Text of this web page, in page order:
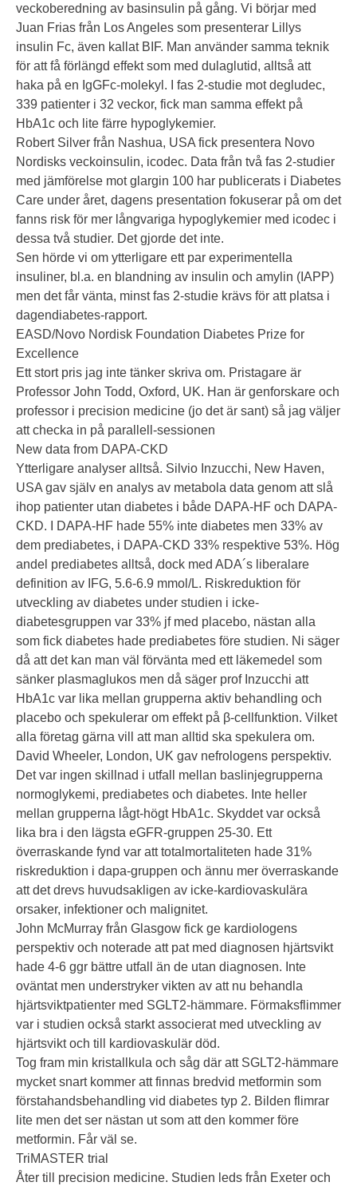
veckoberedning av basinsulin på gång. Vi börjar med
Juan Frias från Los Angeles som presenterar Lillys
insulin Fc, även kallat BIF. Man använder samma teknik
för att få förlängd effekt som med dulaglutid, alltså att
haka på en IgGFc-molekyl. I fas 2-studie mot degludec,
339 patienter i 32 veckor, fick man samma effekt på
HbA1c och lite färre hypoglykemier.
Robert Silver från Nashua, USA fick presentera Novo
Nordisks veckoinsulin, icodec. Data från två fas 2-studier
med jämförelse mot glargin 100 har publicerats i Diabetes
Care under året, dagens presentation fokuserar på om det
fanns risk för mer långvariga hypoglykemier med icodec i
dessa två studier. Det gjorde det inte.
Sen hörde vi om ytterligare ett par experimentella
insuliner, bl.a. en blandning av insulin och amylin (IAPP)
men det får vänta, minst fas 2-studie krävs för att platsa i
dagendiabetes-rapport.
EASD/Novo Nordisk Foundation Diabetes Prize for
Excellence
Ett stort pris jag inte tänker skriva om. Pristagare är
Professor John Todd, Oxford, UK. Han är genforskare och
professor i precision medicine (jo det är sant) så jag väljer
att checka in på parallell-sessionen
New data from DAPA-CKD
Ytterligare analyser alltså. Silvio Inzucchi, New Haven,
USA gav själv en analys av metabola data genom att slå
ihop patienter utan diabetes i både DAPA-HF och DAPA-
CKD. I DAPA-HF hade 55% inte diabetes men 33% av
dem prediabetes, i DAPA-CKD 33% respektive 53%. Hög
andel prediabetes alltså, dock med ADA´s liberalare
definition av IFG, 5.6-6.9 mmol/L. Riskreduktion för
utveckling av diabetes under studien i icke-
diabetesgruppen var 33% jf med placebo, nästan alla
som fick diabetes hade prediabetes före studien. Ni säger
då att det kan man väl förvänta med ett läkemedel som
sänker plasmaglukos men då säger prof Inzucchi att
HbA1c var lika mellan grupperna aktiv behandling och
placebo och spekulerar om effekt på β-cellfunktion. Vilket
alla företag gärna vill att man alltid ska spekulera om.
David Wheeler, London, UK gav nefrologens perspektiv.
Det var ingen skillnad i utfall mellan baslinjegrupperna
normoglykemi, prediabetes och diabetes. Inte heller
mellan grupperna lågt-högt HbA1c. Skyddet var också
lika bra i den lägsta eGFR-gruppen 25-30. Ett
överraskande fynd var att totalmortaliteten hade 31%
riskreduktion i dapa-gruppen och ännu mer överraskande
att det drevs huvudsakligen av icke-kardiovaskulära
orsaker, infektioner och malignitet.
John McMurray från Glasgow fick ge kardiologens
perspektiv och noterade att pat med diagnosen hjärtsvikt
hade 4-6 ggr bättre utfall än de utan diagnosen. Inte
oväntat men understryker vikten av att nu behandla
hjärtsviktpatienter med SGLT2-hämmare. Förmaksflimmer
var i studien också starkt associerat med utveckling av
hjärtsvikt och till kardiovaskulär död.
Tog fram min kristallkula och såg där att SGLT2-hämmare
mycket snart kommer att finnas bredvid metformin som
förstahandsbehandling vid diabetes typ 2. Bilden flimrar
lite men det ser nästan ut som att den kommer före
metformin. Får väl se.
TriMASTER trial
Åter till precision medicine. Studien leds från Exeter och